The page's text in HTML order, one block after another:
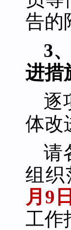
告的
3
进措
逐
体改
请
组织
月 9 日
工作